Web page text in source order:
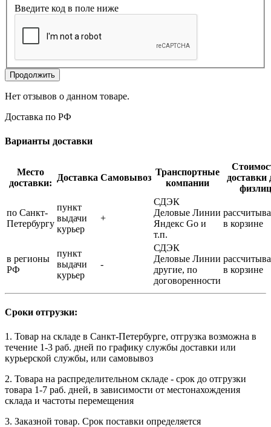
Введите код в поле ниже
Продолжить
Нет отзывов о данном товаре.
Доставка по РФ
Варианты доставки
Место
доставки:
Доставка Самовывоз
Транспортные
компании
доставки
физлиц
по Санкт-
Петербургу
пункт
выдачи
курьер
+
СДЭК
Деловые Линии
Яндекс Go и
т.п.
в корзине
в регионы
РФ
пункт
выдачи
курьер
-
СДЭК
Деловые Линии
другие, по
договоренности
в корзине
Сроки отгрузки:
1. Товар на складе в Санкт-Петербурге, отгрузка возможна в
течение 1-3 раб. дней по графику службы доставки или
курьерской службы, или самовывоз
2. Товара на распределительном складе - срок до отгрузки
товара 1-7 раб. дней, в зависимости от местонахождения
склада и частоты перемещения
3. Заказной товар. Срок поставки определяется